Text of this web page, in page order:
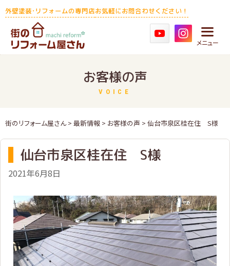
Skip
to
content
外壁塗装･リフォームの専門店お気軽にお問合わせください！
メニュー
お客様の声
VOICE
街のリフォーム屋さん> 最新情報 > お客様の声 > 仙台市泉区桂在住 S様
仙台市泉区桂在住 S様
2021年6月8日